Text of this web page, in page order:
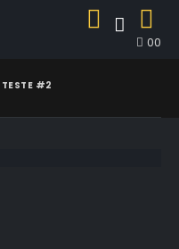
00
TESTE #2